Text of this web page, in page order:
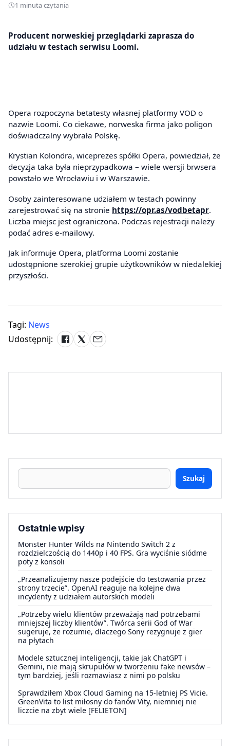
1 minuta czytania
Producent norweskiej przeglądarki zaprasza do
udziału w testach serwisu Loomi.
Opera rozpoczyna betatesty własnej platformy VOD o
nazwie Loomi. Co ciekawe, norweska firma jako poligon
doświadczalny wybrała Polskę.
Krystian Kolondra, wiceprezes spółki Opera, powiedział, że
decyzja taka była nieprzypadkowa – wiele wersji brwsera
powstało we Wrocławiu i w Warszawie.
Osoby zainteresowane udziałem w testach powinny
zarejestrować się na stronie https://opr.as/vodbetapr.
Liczba miejsc jest ograniczona. Podczas rejestracji należy
podać adres e-mailowy.
Jak informuje Opera, platforma Loomi zostanie
udostępnione szerokiej grupie użytkowników w niedalekiej
przyszłości.
Tagi: News
Udostępnij:
Szukaj
Ostatnie wpisy
Monster Hunter Wilds na Nintendo Switch 2 z
rozdzielczością do 1440p i 40 FPS. Gra wyciśnie siódme
poty z konsoli
„Przeanalizujemy nasze podejście do testowania przez
strony trzecie”. OpenAI reaguje na kolejne dwa
incydenty z udziałem autorskich modeli
„Potrzeby wielu klientów przeważają nad potrzebami
mniejszej liczby klientów”. Twórca serii God of War
sugeruje, że rozumie, dlaczego Sony rezygnuje z gier
na płytach
Modele sztucznej inteligencji, takie jak ChatGPT i
Gemini, nie mają skrupułów w tworzeniu fake newsów –
tym bardziej, jeśli rozmawiasz z nimi po polsku
Sprawdziłem Xbox Cloud Gaming na 15-letniej PS Vicie.
GreenVita to list miłosny do fanów Vity, niemniej nie
liczcie na zbyt wiele [FELIETON]